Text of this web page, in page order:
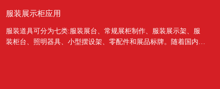
服装展示柜应用
服装道具可分为七类:服装展台、常规展柜制作、服装展示架、服
装柜台、照明器具、小型摆设架、零配件和展品标牌。随着国内经